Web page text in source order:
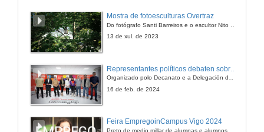
Intervención de Francesco Tonucci
Mostra de fotoesculturas Overtraz
13 de xul. de 2023
Organizado polo Decanato e a Delegación de Alumnado de Dirección e Xestión Pública e coa participación de candidatos de PP, BNG, PSOE, Sumar e Podemos
16 de feb. de 2024
Feira EmpregoinCampus Vigo 2024